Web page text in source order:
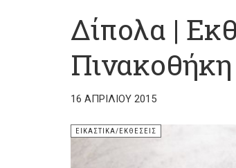
Δίπολα |
16 ΑΠΡΙΛΊΟΥ 2015
ΕΙΚΑΣΤΙΚΆ/ΕΚΘΈΣΕΙΣ